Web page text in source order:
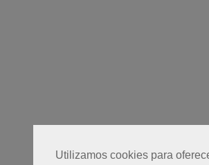
Utilizamos cookies para